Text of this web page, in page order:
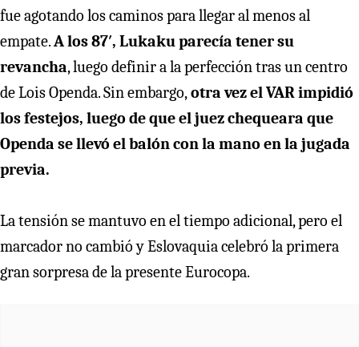
fue agotando los caminos para llegar al menos al
empate.A los 87′, Lukaku parecía tener su
revancha, luego definir a la perfección tras un centro
de Lois Openda. Sin embargo,otra vez el VAR impidió
los festejos, luego de que el juez chequeara que
Openda se llevó el balón con la mano en la jugada
previa.
La tensión se mantuvo en el tiempo adicional, pero el
marcador no cambió y Eslovaquia celebró la primera
gran sorpresa de la presente Eurocopa.